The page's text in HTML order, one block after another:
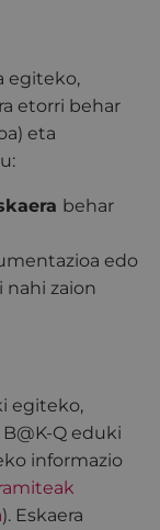
egiteko,
ra etorri behar
eta
behar
edo
nahi zaion
egiteko,
Q eduki
informazio
). Eskaera